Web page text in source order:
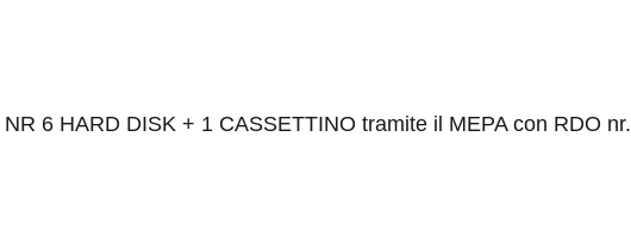
6 HARD DISK + 1 CASSETTINO tramite il MEPA con RDO nr.